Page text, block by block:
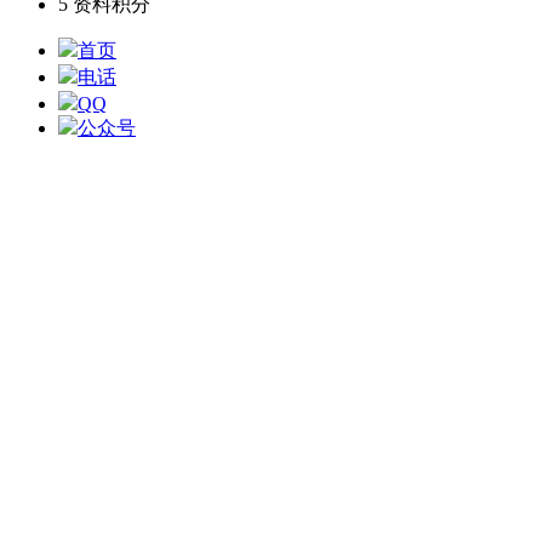
5 资料积分
首页
电话
QQ
公众号